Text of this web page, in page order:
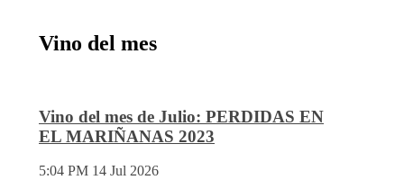
Vino del mes
Vino del mes de Julio: PERDIDAS EN
EL MARIÑANAS 2023
5:04 PM 14 Jul 2026